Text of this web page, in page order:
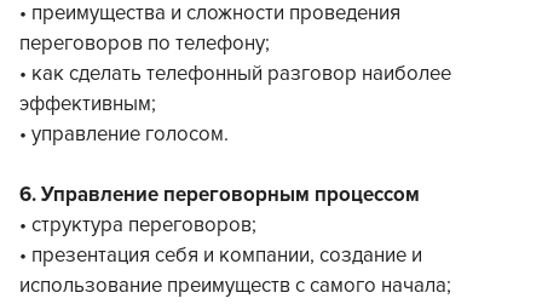
• преимущества и сложности проведения
переговоров по телефону;
• как сделать телефонный разговор наиболее
эффективным;
• управление голосом.
6. Управление переговорным процессом
• структура переговоров;
• презентация себя и компании, создание и
использование преимуществ с самого начала;